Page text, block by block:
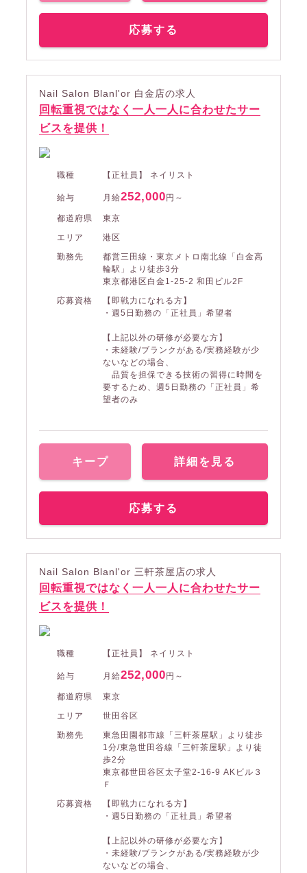
応募する
Nail Salon Blanl'or 白金店の求人
回転重視ではなく一人一人に合わせたサー
ビスを提供！
職種 【正社員】 ネイリスト
給与 月給252,000 円～
都道府県
東京
エリア
港区
勤務先
都営三田線・東京メトロ南北線「白金高
輪駅」より徒歩3分
東京都港区白金1-25-2 和田ビル2F
応募資格
【即戦力になれる方】
・週5日勤務の「正社員」希望者
【上記以外の研修が必要な方】
・未経験/ブランクがある/実務経験が少
ないなどの場合、
品質を担保できる技術の習得に時間を
要するため、週5日勤務の「正社員」希
望者のみ
キープ 詳細を見る
応募する
Nail Salon Blanl'or 三軒茶屋店の求人
回転重視ではなく一人一人に合わせたサー
ビスを提供！
職種 【正社員】 ネイリスト
給与 月給252,000 円～
都道府県
東京
エリア
世田谷区
勤務先
東急田園都市線「三軒茶屋駅」より徒歩
1分/東急世田谷線「三軒茶屋駅」より徒
歩2分
東京都世田谷区太子堂2-16-9 AKビル３
Ｆ
応募資格
【即戦力になれる方】
・週5日勤務の「正社員」希望者
【上記以外の研修が必要な方】
・未経験/ブランクがある/実務経験が少
ないなどの場合、